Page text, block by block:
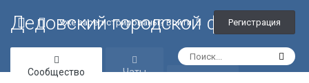
Дедовский городской форум
Уже зарегистрированы? Войти Регистрация
Сообщество
Чаты